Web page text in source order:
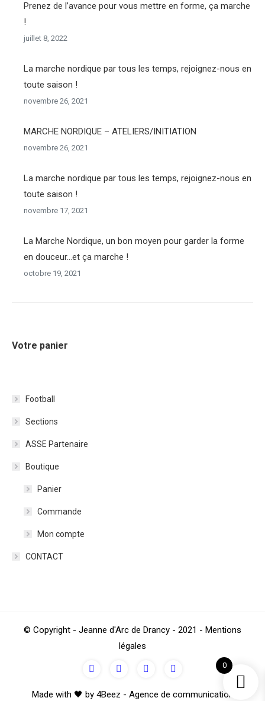
Prenez de l’avance pour vous mettre en forme, ça marche
!
juillet 8, 2022
La marche nordique par tous les temps, rejoignez-nous en
toute saison !
novembre 26, 2021
MARCHE NORDIQUE – ATELIERS/INITIATION
novembre 26, 2021
La marche nordique par tous les temps, rejoignez-nous en
toute saison !
novembre 17, 2021
La Marche Nordique, un bon moyen pour garder la forme
en douceur…et ça marche !
octobre 19, 2021
Votre panier
Football
Sections
ASSE Partenaire
Boutique
Panier
Commande
Mon compte
CONTACT
0
© Copyright - Jeanne d'Arc de Drancy - 2021 - Mentions
légales
Made with 🖤 by 4Beez - Agence de communication